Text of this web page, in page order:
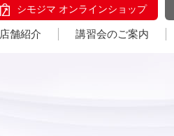
シモジマ オンラインショップ
店舗紹介 講習会のご案内